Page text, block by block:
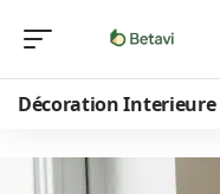
Décoration Interieure